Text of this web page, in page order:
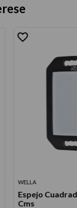
WELLA
Espejo
Cms